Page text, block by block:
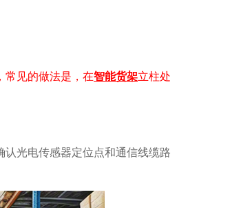
常见的做法是，在智能货架立柱处
光电传感器定位点和通信线缆路